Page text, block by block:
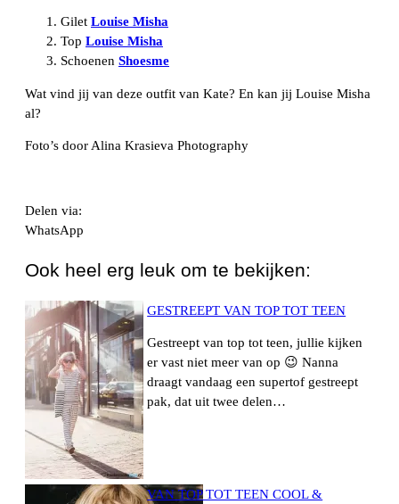
Gilet Louise Misha
Top Louise Misha
Schoenen Shoesme
Wat vind jij van deze outfit van Kate? En kan jij Louise Misha
al?
Foto’s door Alina Krasieva Photography
Delen via:
WhatsApp
Ook heel erg leuk om te bekijken:
GESTREEPT VAN TOP TOT TEEN
Gestreept van top tot teen, jullie kijken
er vast niet meer van op 😉 Nanna
draagt vandaag een supertof gestreept
pak, dat uit twee delen…
VAN TOP TOT TEEN COOL &